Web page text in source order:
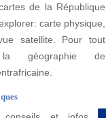
de la République
carte physique,
satellite. Pour tout
géographie de